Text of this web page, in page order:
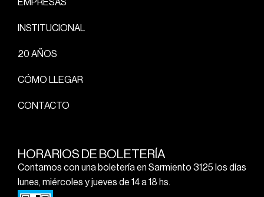
EMPRESAS
INSTITUCIONAL
20 AÑOS
CÓMO LLEGAR
CONTACTO
HORARIOS DE BOLETERÍA
Contamos con una boletería en Sarmiento 3125 los días
lunes, miércoles y jueves de 14 a 18 hs.